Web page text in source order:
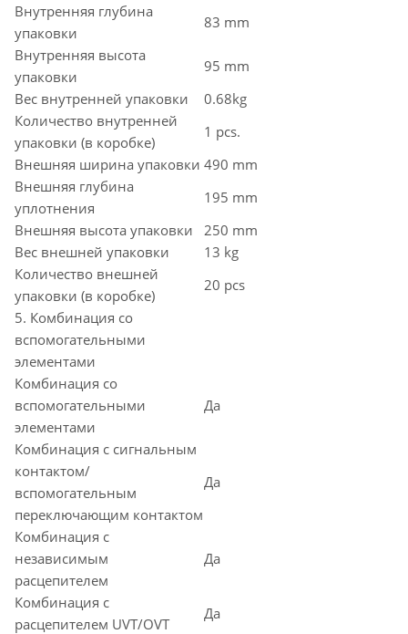
Внутренняя глубина
упаковки
83 mm
Внутренняя высота
упаковки
95 mm
Вес внутренней упаковки
0.68kg
Количество внутренней
упаковки (в коробке)
1 pcs.
Внешняя ширина упаковки 490 mm
Внешняя глубина
уплотнения
195 mm
Внешняя высота упаковки
250 mm
Вес внешней упаковки
13 kg
Количество внешней
упаковки (в коробке)
20 pcs
5. Комбинация со
вспомогательными
элементами
Комбинация со
вспомогательными
элементами
Да
Комбинация с сигнальным
контактом/
вспомогательным
переключающим контактом
Да
Комбинация с
независимым
расцепителем
Да
Комбинация с
расцепителем UVT/OVT
Да